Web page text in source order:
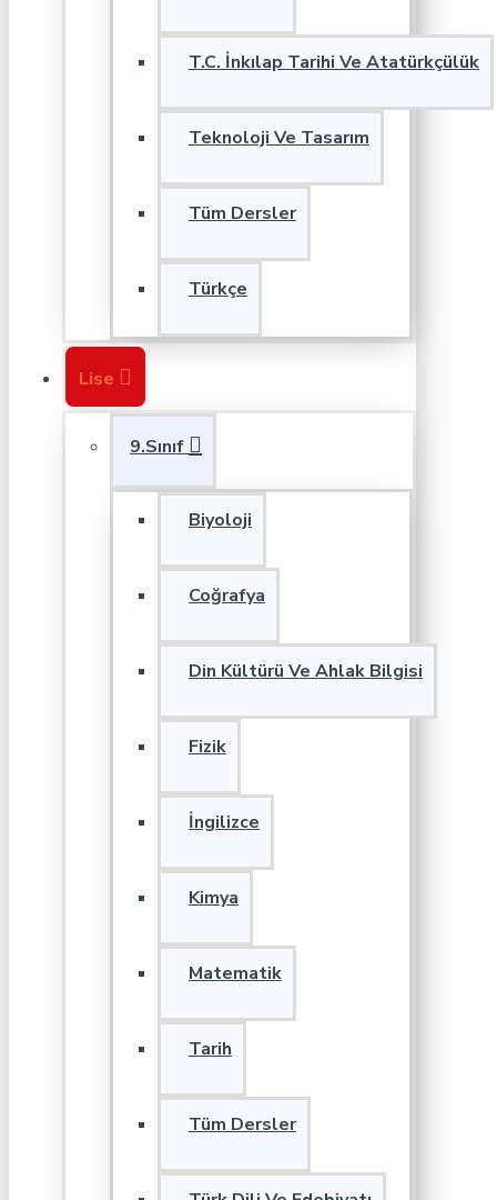
T.C. İnkılap Tarihi Ve Atatürkçülük
Teknoloji Ve Tasarım
Tüm Dersler
Türkçe
Lise
9.Sınıf
Biyoloji
Coğrafya
Din Kültürü Ve Ahlak Bilgisi
Fizik
İngilizce
Kimya
Matematik
Tarih
Tüm Dersler